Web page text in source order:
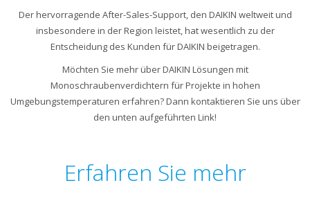
Der hervorragende After-Sales-Support, den DAIKIN weltweit und
insbesondere in der Region leistet, hat wesentlich zu der
Entscheidung des Kunden für DAIKIN beigetragen.
Möchten Sie mehr über DAIKIN Lösungen mit
Monoschraubenverdichtern für Projekte in hohen
Umgebungstemperaturen erfahren? Dann kontaktieren Sie uns über
den unten aufgeführten Link!
Erfahren Sie mehr